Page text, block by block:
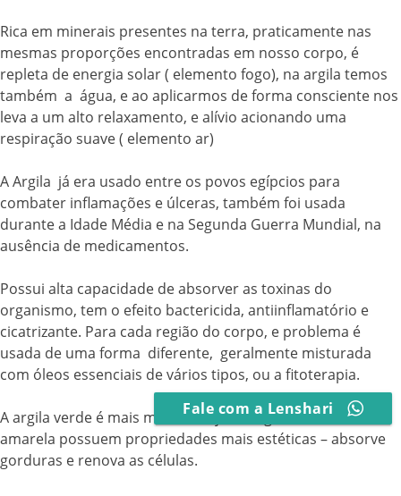
Rica em minerais presentes na terra, praticamente nas
mesmas proporções encontradas em nosso corpo, é
repleta de energia solar ( elemento fogo), na argila temos
também a água, e ao aplicarmos de forma consciente nos
leva a um alto relaxamento, e alívio acionando uma
respiração suave ( elemento ar)
A Argila já era usado entre os povos egípcios para
combater inflamações e úlceras, também foi usada
durante a Idade Média e na Segunda Guerra Mundial, na
ausência de medicamentos.
Possui alta capacidade de absorver as toxinas do
organismo, tem o efeito bactericida, antiinflamatório e
cicatrizante. Para cada região do corpo, e problema é
usada de uma forma diferente, geralmente misturada
com óleos essenciais de vários tipos, ou a fitoterapia.
A argila verde é mais medicinal, já as argilas branca e
amarela possuem propriedades mais estéticas – absorve
gorduras e renova as células.
Fale com a Lenshari